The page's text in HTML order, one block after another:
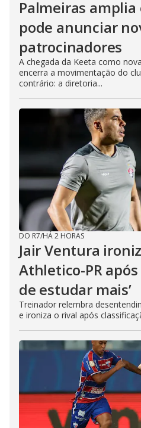
Palmeiras
pode anunciar
patrocinadores
A chegada da Keeta como
encerra a movimentação do
contrário: a diretoria...
DO R7/HÁ 2 HORAS
Jair Ventura
Athletico-PR após
de estudar mais’
Treinador relembra
e ironiza o rival após